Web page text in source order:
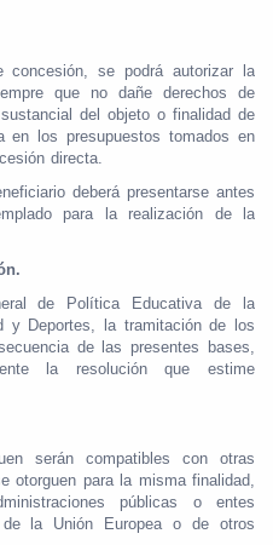
se podrá autorizar la
que no dañe derechos de
del objeto o finalidad de
en los presupuestos tomados en
directa.
deberá presentarse antes
para la realización de la
de Política Educativa de la
y Deportes, la tramitación de los
de las presentes bases,
la resolución que estime
serán compatibles con otras
otorguen para la misma finalidad,
públicas o entes
la Unión Europea o de otros